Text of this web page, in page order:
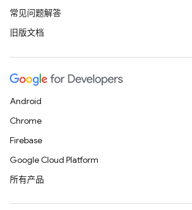
常见问题解答
旧版文档
Android
Chrome
Firebase
Google Cloud Platform
所有产品